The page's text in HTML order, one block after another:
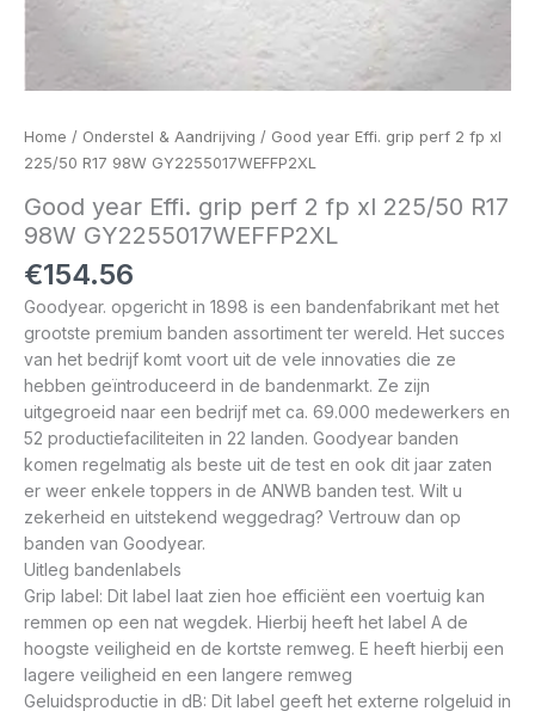
Home / Onderstel & Aandrijving / Good year Effi. grip perf 2 fp xl
225/50 R17 98W GY2255017WEFFP2XL
Good year Effi. grip perf 2 fp xl 225/50 R17
98W GY2255017WEFFP2XL
€154.56
Goodyear. opgericht in 1898 is een bandenfabrikant met het
grootste premium banden assortiment ter wereld. Het succes
van het bedrijf komt voort uit de vele innovaties die ze
hebben geïntroduceerd in de bandenmarkt. Ze zijn
uitgegroeid naar een bedrijf met ca. 69.000 medewerkers en
52 productiefaciliteiten in 22 landen. Goodyear banden
komen regelmatig als beste uit de test en ook dit jaar zaten
er weer enkele toppers in de ANWB banden test. Wilt u
zekerheid en uitstekend weggedrag? Vertrouw dan op
banden van Goodyear.
Uitleg bandenlabels
Grip label: Dit label laat zien hoe efficiënt een voertuig kan
remmen op een nat wegdek. Hierbij heeft het label A de
hoogste veiligheid en de kortste remweg. E heeft hierbij een
lagere veiligheid en een langere remweg
Geluidsproductie in dB: Dit label geeft het externe rolgeluid in